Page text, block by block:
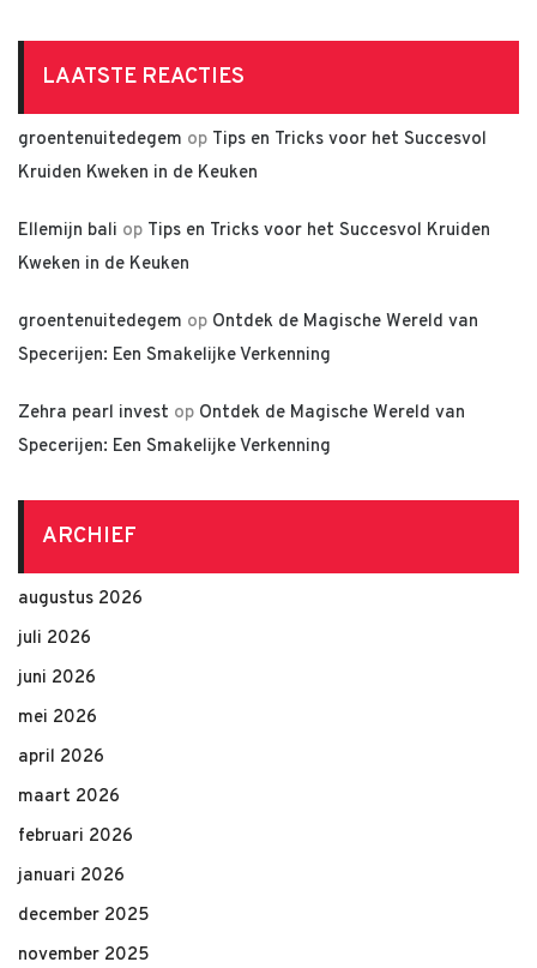
LAATSTE REACTIES
groentenuitedegem op Tips en Tricks voor het Succesvol
Kruiden Kweken in de Keuken
Ellemijn bali op Tips en Tricks voor het Succesvol Kruiden
Kweken in de Keuken
groentenuitedegem op Ontdek de Magische Wereld van
Specerijen: Een Smakelijke Verkenning
Zehra pearl invest op Ontdek de Magische Wereld van
Specerijen: Een Smakelijke Verkenning
ARCHIEF
augustus 2026
juli 2026
juni 2026
mei 2026
april 2026
maart 2026
februari 2026
januari 2026
december 2025
november 2025